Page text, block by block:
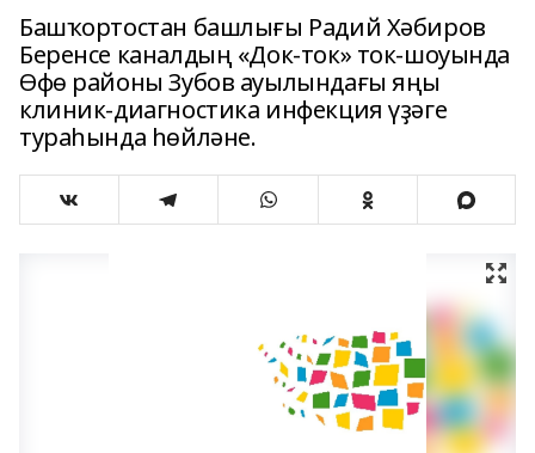
Башҡортостан башлығы Радий Хәбиров
Беренсе каналдың «Док-ток» ток-шоуында
Өфө районы Зубов ауылындағы яңы
клиник-диагностика инфекция үҙәге
тураһында һөйләне.